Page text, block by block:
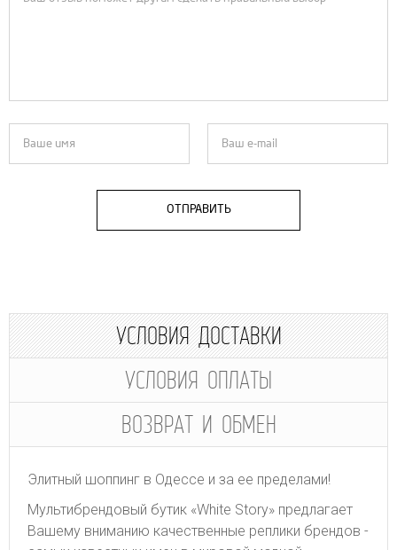
ОТПРАВИТЬ
УСЛОВИЯ ДОСТАВКИ
УСЛОВИЯ ОПЛАТЫ
ВОЗВРАТ И ОБМЕН
Элитный шоппинг в Одессе и за ее пределами!
Мультибрендовый бутик «White Story» предлагает
Вашему вниманию качественные реплики брендов -